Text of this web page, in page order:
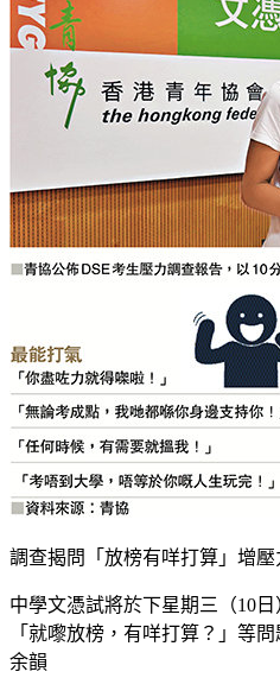
調查揭問「放榜有咩打算」增壓
中學文憑試將於下星期三（10
「就嚟放榜，有咩打算？」等
余韻